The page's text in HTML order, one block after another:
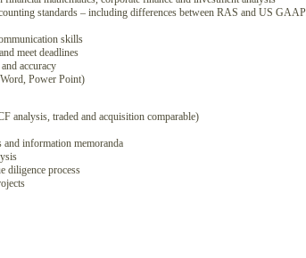
standards – including differences between RAS and US
skills
meet deadlines
accuracy
Power Point)
analysis, traded and acquisition comparable)
and information memoranda
diligence process